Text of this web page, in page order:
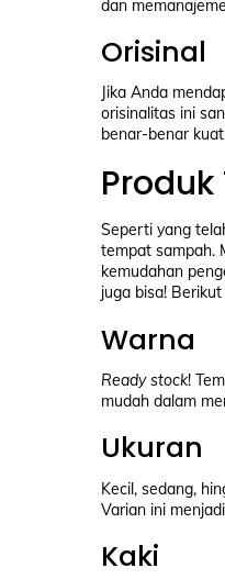
dan
Orisinal
Jika Anda
orisinalitas ini
benar-benar
Seperti yang
tempat sampah.
kemudahan
juga bisa!
Warna
Ready stock!
mudah dalam
Ukuran
Kecil, sedang,
Varian ini
Kaki